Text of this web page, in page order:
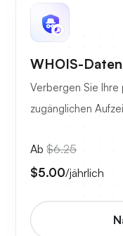
WHOIS-
Verbergen Sie Ihre
zugänglichen
Ab $6.25
$5.00/jährlich